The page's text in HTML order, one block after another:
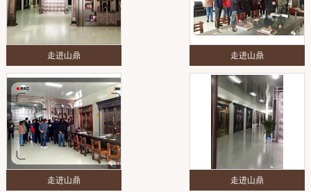
走进山鼎 走进山鼎
走进山鼎 走进山鼎